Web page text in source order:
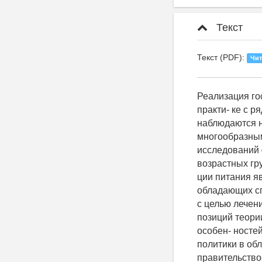
Текст
Текст (PDF):
Реализация государственной политики в об ласти здорового питания сталкивается на практи- ке с рядом проблем. По имеющимся данным, в последние десятилетия наблюдаются нарушения в структуре питания населения России, обуслов- ленные многообразными социально-экономичес- кими причинами. Результаты ряда исследований свидетельствуют о кризисных тенденциях в состоянии здоровья всех возрастных групп насе- ления России [1]. Одним из перспективных направлений коррек- ции питания является создание функциональных продуктов направленного действия, обладающих способностью стимулировать иммунную систему человека и применяемых с целью лечения и профи- лактики ряда заболеваний. Коррекция рациона че- ловека с позиций теории рационального и адекват- ного питания и с учетом физиологических особен- ностей организма является актуальным аспектом «Концепции государственной политики в области здорового питания на период до 2020 года», приня- той правительством России. В настоящее время российский рынок продук- тов, обладающих профилактическим и оздорови- тельным эффектом, динамично развивается. Среди направлений функционального питания одним из ведущих является обогащение продуктов добавка- ми пробиотических культур. Особое место в группе функциональных продуктов занимают кисломо- лочные биопродукты, что обусловлено широким спектром возможностей их оздоровительного воз- действия на организм человека. Перспективным биотехнологическим методом в молочной про- мышленности является создание симбиотических биопродуктов, основанных на синергизме пребио- тиков и пробиотиков1. Однако, по мнению ряда специалистов в